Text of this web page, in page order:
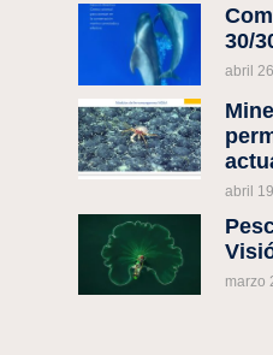
Economía
30/
abril
abril
marzo